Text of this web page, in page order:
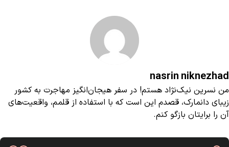
nasrin niknezhad
من نسرین نیک‌نژاد هستم! در سفر هیجان‌انگیز مهاجرت به کشور
زیبای دانمارک، قصدم این است که با استفاده از قلمم، واقعیت‌های
آن را برایتان بازگو کنم.